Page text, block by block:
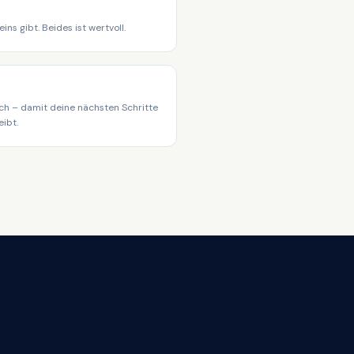
gibt. Beides ist wertvoll.
– damit deine nächsten Schritte